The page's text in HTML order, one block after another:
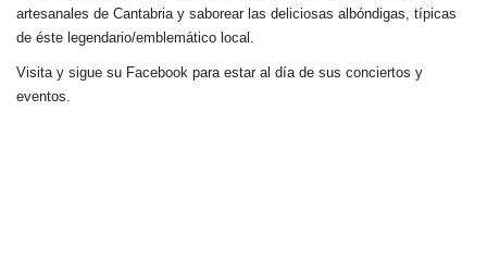
artesanales de Cantabria y saborear las deliciosas albóndigas, típicas
de éste legendario/emblemático local.
Visita y sigue su Facebook para estar al día de sus conciertos y
eventos.